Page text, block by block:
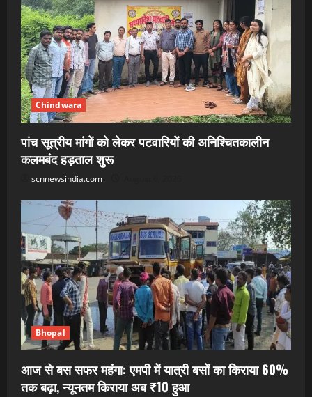
Chindwara
पांच सूत्रीय मांगों को लेकर पटवारियों की अनिश्चितकालीन
कलमबंद हड़ताल शुरू
scnnewsindia.com
Bhopal
आज से बस सफर महंगा: एमपी में यात्री बसों का किराया 60%
तक बढ़ा, न्यूनतम किराया अब ₹10 हुआ